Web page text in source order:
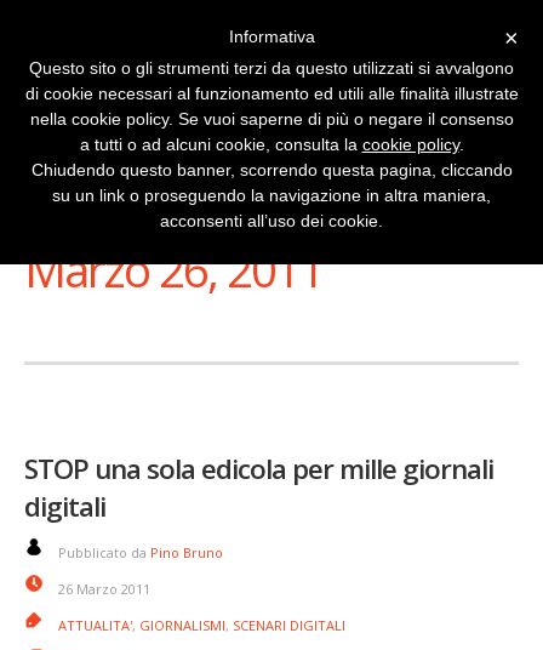
Stai Visualizzando
Marzo 26, 2011
STOP una sola edicola per mille giornali
digitali
Pubblicato da Pino Bruno
26 Marzo 2011
ATTUALITA', GIORNALISMI, SCENARI DIGITALI
×
Informativa
Questo sito o gli strumenti terzi da questo utilizzati si avvalgono
di cookie necessari al funzionamento ed utili alle finalità illustrate
nella cookie policy. Se vuoi saperne di più o negare il consenso
a tutti o ad alcuni cookie, consulta la cookie policy.
Chiudendo questo banner, scorrendo questa pagina, cliccando
su un link o proseguendo la navigazione in altra maniera,
acconsenti all’uso dei cookie.